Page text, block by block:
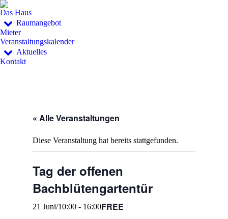
Das Haus
Raumangebot
Mieter
Veranstaltungskalender
Aktuelles
Kontakt
« Alle Veranstaltungen
Diese Veranstaltung hat bereits stattgefunden.
Tag der offenen
Bachblütengartentür
21 Juni/10:00 - 16:00FREE